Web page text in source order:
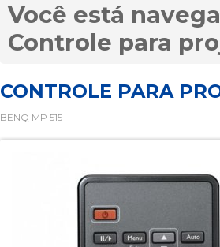
Controle para
CONTROLE PARA
BENQ MP 515